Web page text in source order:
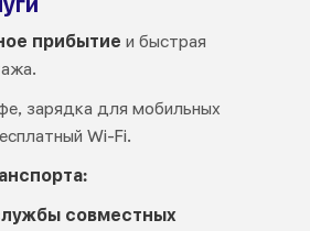
прибытие и быстрая
зарядка для мобильных
Wi-Fi.
совместных